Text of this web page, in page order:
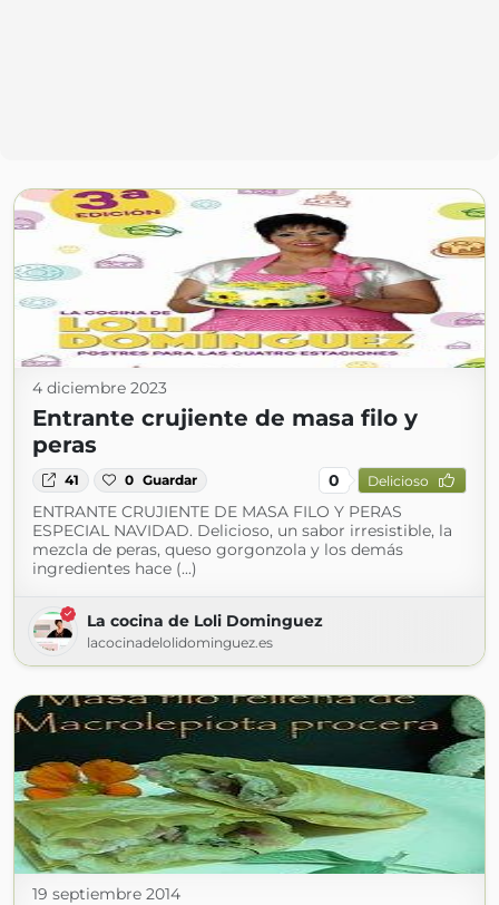
4 diciembre 2023
Entrante crujiente de masa filo y
peras
41 0 Guardar 0 Delicioso
ENTRANTE CRUJIENTE DE MASA FILO Y PERAS
ESPECIAL NAVIDAD. Delicioso, un sabor irresistible, la
mezcla de peras, queso gorgonzola y los demás
ingredientes hace (...)
La cocina de Loli Dominguez
lacocinadelolidominguez.es
19 septiembre 2014